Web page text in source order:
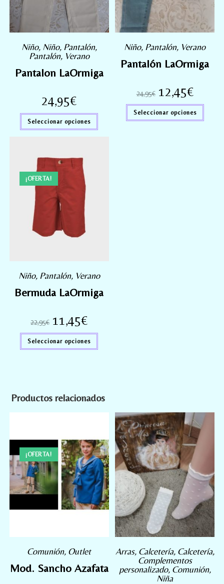
Niño, Niño, Pantalón,
Pantalón, Verano
Pantalon LaOrmiga
24,95€
Seleccionar opciones
Niño, Pantalón, Verano
Pantalón LaOrmiga
24,95€ 12,45€
Seleccionar opciones
¡OFERTA!
Niño, Pantalón, Verano
Bermuda LaOrmiga
22,95€ 11,45€
Seleccionar opciones
Productos relacionados
¡OFERTA!
Comunión, Outlet
Mod. Sancho Azafata
Arras, Calcetería, Calcetería,
Complementos
personalizado, Comunión,
Niña